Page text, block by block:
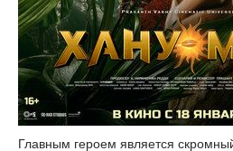
Главным героем является